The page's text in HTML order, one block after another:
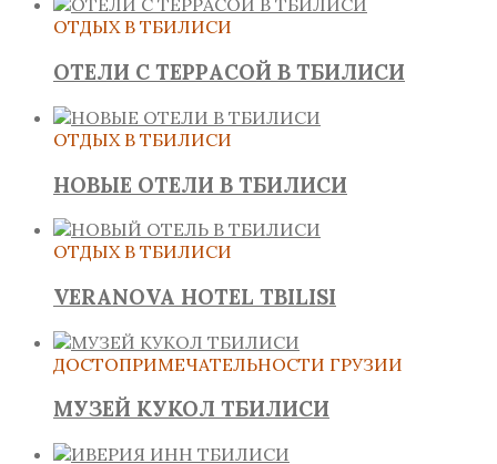
ОТДЫХ В ТБИЛИСИ
ОТЕЛИ С ТЕРРАСОЙ В ТБИЛИСИ
ОТДЫХ В ТБИЛИСИ
НОВЫЕ ОТЕЛИ В ТБИЛИСИ
ОТДЫХ В ТБИЛИСИ
VERANOVA HOTEL TBILISI
ДОСТОПРИМЕЧАТЕЛЬНОСТИ ГРУЗИИ
МУЗЕЙ КУКОЛ ТБИЛИСИ